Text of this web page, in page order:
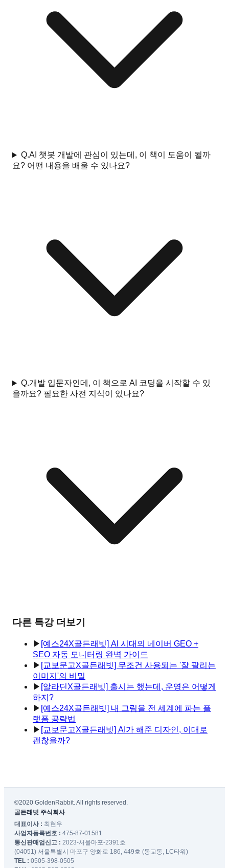
Q.AI 챗봇 개발에 관심이 있는데, 이 책이 도움이 될까
요? 어떤 내용을 배울 수 있나요?
Q.개발 입문자인데, 이 책으로 AI 코딩을 시작할 수 있
을까요? 필요한 사전 지식이 있나요?
다른 특강 더보기
▶ [예스24X골든래빗] AI 시대의 네이버 GEO +
SEO 자동 모니터링 완벽 가이드
▶ [교보문고X골든래빗] 무조건 사용되는 '잘 팔리는
이미지'의 비밀
▶ [알라딘X골든래빗] 출시는 했는데, 운영은 어떻게
하지?
▶ [예스24X골든래빗] 내 그림을 전 세계에 파는 플
랫폼 공략법
▶ [교보문고X골든래빗] AI가 해준 디자인, 이대로
괜찮을까?
©2020 GoldenRabbit. All rights reserved.
골든래빗 주식회사
대표이사 : 최현우
사업자등록번호 : 475-87-01581
통신판매업신고 : 2023-서울마포-2391호
(04051) 서울특별시 마포구 양화로 186, 449호 (동교동, LC타워)
TEL : 0505-398-0505